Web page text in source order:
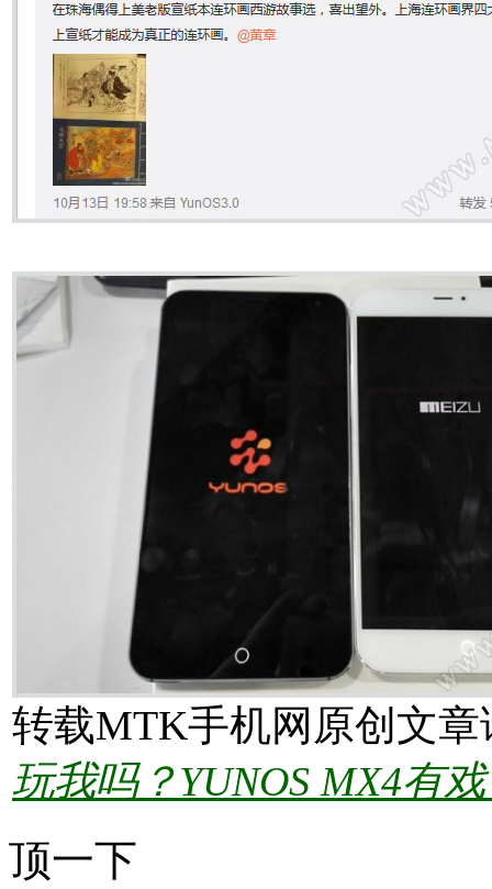
转载MTK手机网原创文
玩我吗？YUNOS MX4有
顶一下